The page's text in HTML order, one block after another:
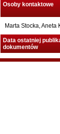
Osoby kontaktowe
Marta Stocka, Aneta
Data ostatniej
dokumentów